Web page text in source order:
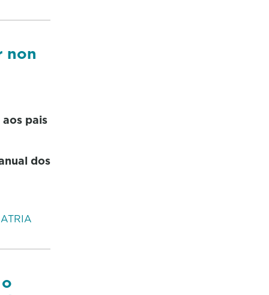
non
pais
dos